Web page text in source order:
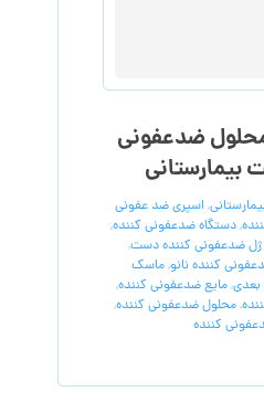
ضدعفونی
بیمارستانی
,اسپری ضد عفونی
,دستگاه ضدعفونی کننده,
ژل ضدعفونی کننده دست,
کننده نانو,ماسک
,مایع ضدعفونی کننده,
,محلول ضدعفونی کننده,
کننده